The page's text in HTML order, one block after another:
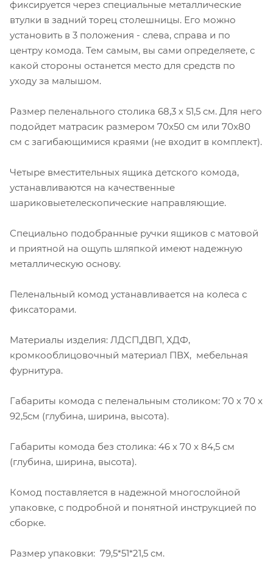
фиксируется через специальные металлические
втулки в задний торец столешницы. Его можно
установить в 3 положения - слева, справа и по
центру комода. Тем самым, вы сами определяете, с
какой стороны останется место для средств по
уходу за малышом.
Размер пеленального столика 68,3 х 51,5 см. Для него
подойдет матрасик размером 70х50 см или 70х80
см с загибающимися краями (не входит в комплект).
Четыре вместительных ящика детского комода,
устанавливаются на качественные
шариковыетелескопические направляющие.
Специально подобранные ручки ящиков с матовой
и приятной на ощупь шляпкой имеют надежную
металлическую основу.
Пеленальный комод устанавливается на колеса с
фиксаторами.
Материалы изделия: ЛДСП,ДВП, ХДФ,
кромкооблицовочный материал ПВХ, мебельная
фурнитура.
Габариты комода с пеленальным столиком: 70 х 70 х
92,5см (глубина, ширина, высота).
Габариты комода без столика: 46 х 70 х 84,5 см
(глубина, ширина, высота).
Комод поставляется в надежной многослойной
упаковке, с подробной и понятной инструкцией по
сборке.
Размер упаковки: 79,5*51*21,5 см.